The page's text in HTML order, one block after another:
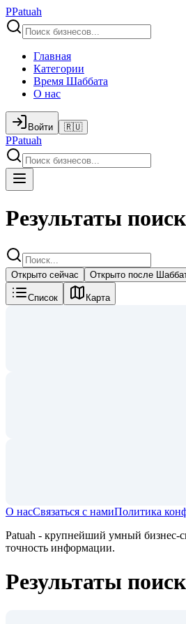
PPatuah
Главная
Категории
Время Шаббата
О нас
Войти 🇷🇺
PPatuah
Результаты
Открыто сейчас Открыто после
Список Карта
О насСвязаться с намиПолитика
Patuah - крупнейший умный бизнес-
точность информации.
Результаты